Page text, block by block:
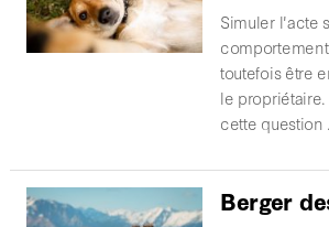
Simuler l'acte
toutefois être
le
cette question
Berger